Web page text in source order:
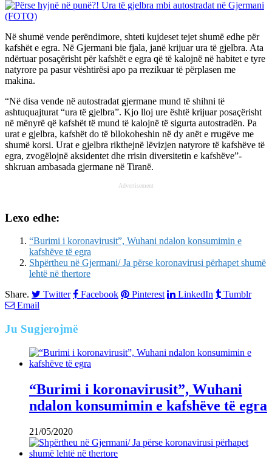
Në shumë vende perëndimore, shteti kujdeset tejet shumë edhe për
kafshët e egra. Në Gjermani bie fjala, janë krijuar ura të gjelbra. Ata
ndërtuar posaçërisht për kafshët e egra që të kalojnë në habitet e tyre
natyrore pa pasur vështirësi apo pa rrezikuar të përplasen me
makina.
“Në disa vende në autostradat gjermane mund të shihni të
ashtuquajturat “ura të gjelbra”. Kjo lloj ure është krijuar posaçërisht
në mënyrë që kafshët të mund të kalojnë të sigurta autostradën. Pa
urat e gjelbra, kafshët do të bllokoheshin në dy anët e rrugëve me
shumë korsi. Urat e gjelbra rikthejnë lëvizjen natyrore të kafshëve të
egra, zvogëlojnë aksidentet dhe rrisin diversitetin e kafshëve”-
shkruan ambasada gjermane në Tiranë.
Advertisement
Lexo edhe:
“Burimi i koronavirusit”, Wuhani ndalon konsumimin e
kafshëve të egra
Shpërtheu në Gjermani/ Ja përse koronavirusi përhapet shumë
lehtë në thertore
Share.
Twitter Facebook Pinterest LinkedIn
Tumblr
Email
Ju Sugjerojmë
“Burimi i koronavirusit”, Wuhani
ndalon konsumimin e kafshëve të egra
21/05/2020